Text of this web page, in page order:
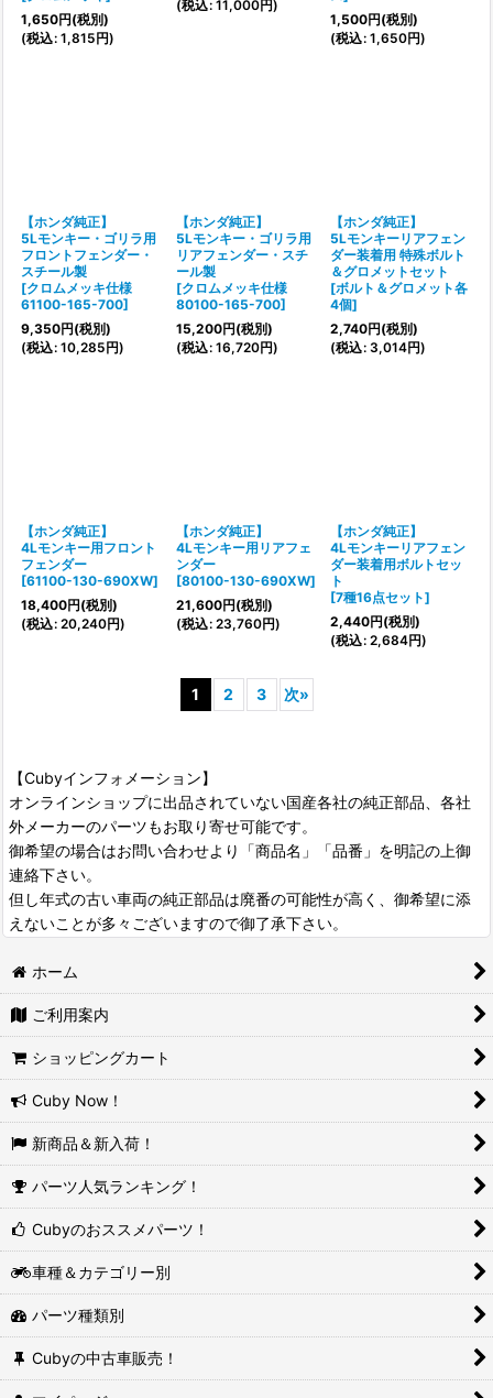
1,650円(税別)
(税込: 1,815円)
(税込: 11,000円)
1,500円(税別)
(税込: 1,650円)
【ホンダ純正】
5Lモンキー・ゴリラ用
フロントフェンダー・
スチール製
[クロムメッキ仕様
61100-165-700]
9,350円(税別)
(税込: 10,285円)
【ホンダ純正】
5Lモンキー・ゴリラ用
リアフェンダー・スチ
ール製
[クロムメッキ仕様
80100-165-700]
15,200円(税別)
(税込: 16,720円)
【ホンダ純正】
5Lモンキーリアフェン
ダー装着用 特殊ボルト
＆グロメットセット
[ボルト＆グロメット各
4個]
2,740円(税別)
(税込: 3,014円)
【ホンダ純正】
4Lモンキー用フロント
フェンダー
[61100-130-690XW]
18,400円(税別)
(税込: 20,240円)
【ホンダ純正】
4Lモンキー用リアフェ
ンダー
[80100-130-690XW]
21,600円(税別)
(税込: 23,760円)
【ホンダ純正】
4Lモンキーリアフェン
ダー装着用ボルトセッ
ト
[7種16点セット]
2,440円(税別)
(税込: 2,684円)
1 2 3 次»
【Cubyインフォメーション】
オンラインショップに出品されていない国産各社の純正部品、各社
外メーカーのパーツもお取り寄せ可能です。
御希望の場合はお問い合わせより「商品名」「品番」を明記の上御
連絡下さい。
但し年式の古い車両の純正部品は廃番の可能性が高く、御希望に添
えないことが多々ございますので御了承下さい。
ホーム
ご利用案内
ショッピングカート
Cuby Now！
新商品＆新入荷！
パーツ人気ランキング！
Cubyのおススメパーツ！
車種＆カテゴリー別
パーツ種類別
Cubyの中古車販売！